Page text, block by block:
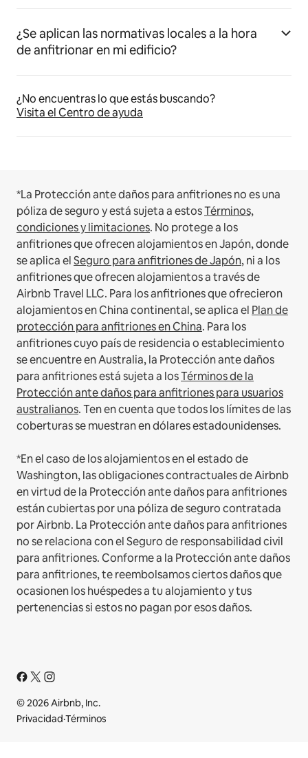
¿Se aplican las normativas locales a la hora
de anfitrionar en mi edificio?
¿No encuentras lo que estás buscando?
Visita el Centro de ayuda
*La Protección ante daños para anfitriones no es una
póliza de seguro y está sujeta a estosTérminos,
condiciones y limitaciones. No protege a los
anfitriones que ofrecen alojamientos en Japón, donde
se aplica elSeguro para anfitriones de Japón, ni a los
anfitriones que ofrecen alojamientos a través de
Airbnb Travel LLC. Para los anfitriones que ofrecieron
alojamientos en China continental, se aplica el Plan de
protección para anfitriones en China. Para los
anfitriones cuyo país de residencia o establecimiento
se encuentre en Australia, la Protección ante daños
para anfitriones está sujeta a losTérminos de la
Protección ante daños para anfitriones para usuarios
australianos. Ten en cuenta que todos los límites de las
coberturas se muestran en dólares estadounidenses.
*En el caso de los alojamientos en el estado de
Washington, las obligaciones contractuales de Airbnb
en virtud de la Protección ante daños para anfitriones
están cubiertas por una póliza de seguro contratada
por Airbnb. La Protección ante daños para anfitriones
no se relaciona con el Seguro de responsabilidad civil
para anfitriones. Conforme a la Protección ante daños
para anfitriones, te reembolsamos ciertos daños que
ocasionen los huéspedes a tu alojamiento y tus
pertenencias si estos no pagan por esos daños.
© 2026 Airbnb, Inc.
Privacidad·Términos